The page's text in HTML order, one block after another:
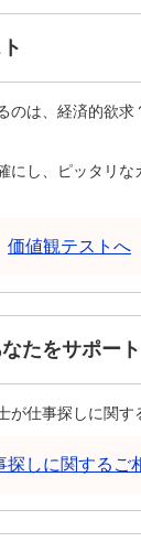
のは、経済的欲求
にし、ピッタリ
価値観テストへ
たをサポート
が仕事探しに関す
探しに関するご